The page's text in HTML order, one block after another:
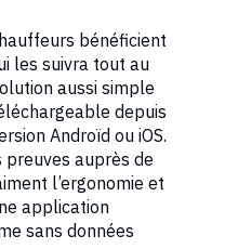
bénéficient
les suivra tout au
aussi simple
depuis
Androïd ou iOS.
preuves auprès de
l’ergonomie et
application
sans données